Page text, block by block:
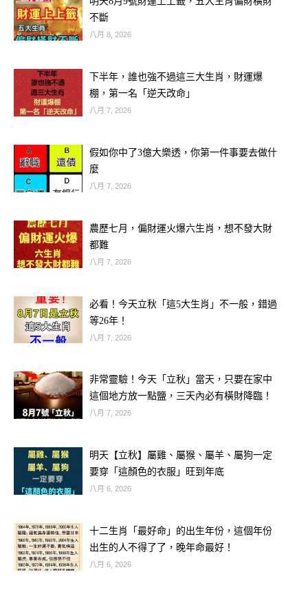
歡迎來下水道觀看更多都市傳說👉
延伸閱讀———————
【圖像心理測驗】憑直覺選出圖中「最
心理測試：你認為誰最老、看看你的防
人之心有多重？
心理測試：你認為誰最老、看看你的防
人之心有多重？太准了
不斷
八月 8, 2026
下半年，誰也強不過這三大生肖，財運爆
棚，第一名「逆天改命」
八月 7, 2026
假如你中了3億大樂透，你第一件事要去做什
麼
八月 7, 2026
農歷七月，偏財運火爆六生肖，想不發大財
都難
八月 7, 2026
必看！今天立秋「這5大生肖」不一般，錯過
等26年！
八月 7, 2026
非常靈驗！今天「立秋」當天，只要在家中
這個地方放一點鹽，三天內必有橫財降臨！
八月 7, 2026
明天【立秋】屬雞、屬猴、屬羊、屬狗一定
要穿「這顏色的衣服」旺到年底
八月 6, 2026
十二生肖「最好命」的出生年份，這個年份
出生的人不得了了，晚年命最好！
八月 6, 2026